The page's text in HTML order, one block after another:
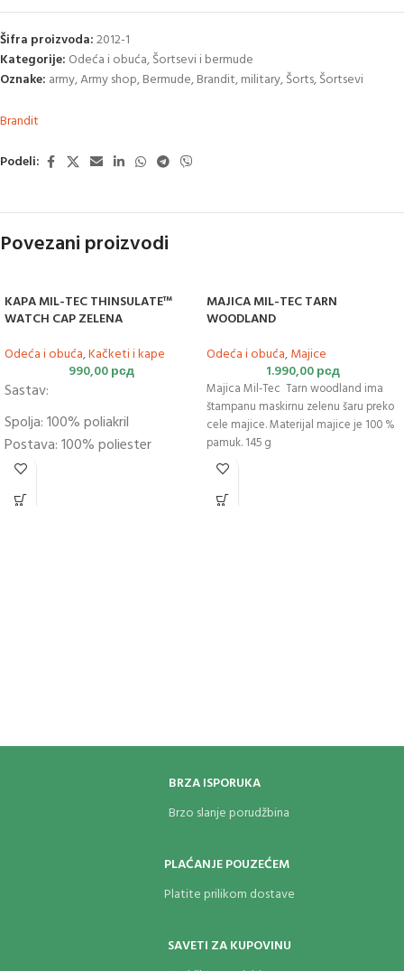
Šifra proizvoda:2012-1
Kategorije: Odeća i obuća,Šortsevi i bermude
Oznake: army,Army shop,Bermude,Brandit,military,Šorts,Šortsevi
Brandit
Podeli:
Povezani proizvodi
KAPA MIL-TEC THINSULATE™
WATCH CAP ZELENA
Odeća i obuća,Kačketi i kape
990,00рсд
Sastav:
Spolja: 100% poliakril
Postava: 100% poliester
Punjenje: Thinsulate™;
MAJICA MIL-TEC TARN
WOODLAND
Odeća i obuća,Majice
1.990,00рсд
Majica Mil-Tec Tarn woodland ima
štampanu maskirnu zelenu šaru preko
cele majice. Materijal majice je 100 %
pamuk. 145 g
BRZA ISPORUKA
Brzo slanje porudžbina
PLAĆANJE POUZEĆEM
Platite prilikom dostave
SAVETI ZA KUPOVINU